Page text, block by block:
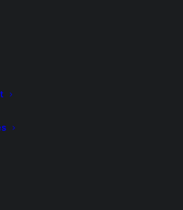
CHARDONNAY
[169:-] 199:-